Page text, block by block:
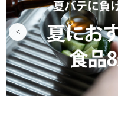
<